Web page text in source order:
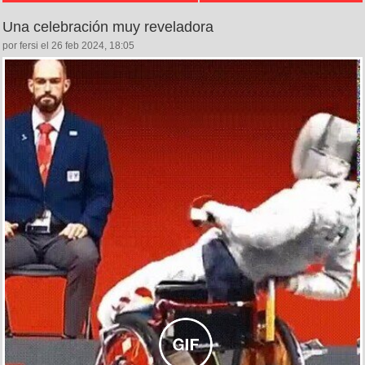
Una celebración muy reveladora
por fersi el 26 feb 2024, 18:05